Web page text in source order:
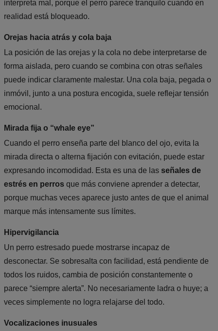
interpreta mal, porque el perro parece tranquilo cuando en
realidad está bloqueado.
Orejas hacia atrás y cola baja
La posición de las orejas y la cola no debe interpretarse de
forma aislada, pero cuando se combina con otras señales
puede indicar claramente malestar. Una cola baja, pegada o
inmóvil, junto a una postura encogida, suele reflejar tensión
emocional.
Mirada fija o “whale eye”
Cuando el perro enseña parte del blanco del ojo, evita la
mirada directa o alterna fijación con evitación, puede estar
expresando incomodidad. Esta es una de las señales de
estrés en perros que más conviene aprender a detectar,
porque muchas veces aparece justo antes de que el animal
marque más intensamente sus límites.
Hipervigilancia
Un perro estresado puede mostrarse incapaz de
desconectar. Se sobresalta con facilidad, está pendiente de
todos los ruidos, cambia de posición constantemente o
parece “siempre alerta”. No necesariamente ladra o huye; a
veces simplemente no logra relajarse del todo.
Vocalizaciones inusuales